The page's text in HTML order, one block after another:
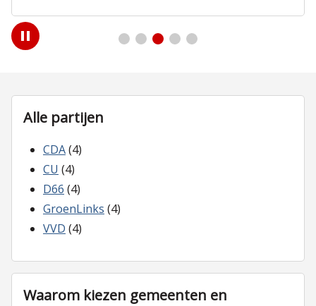
Play
/
Alle partijen
CDA(4)
CU (4)
D66 (4)
GroenLinks (4)
VVD (4)
Waarom kiezen gemeenten en